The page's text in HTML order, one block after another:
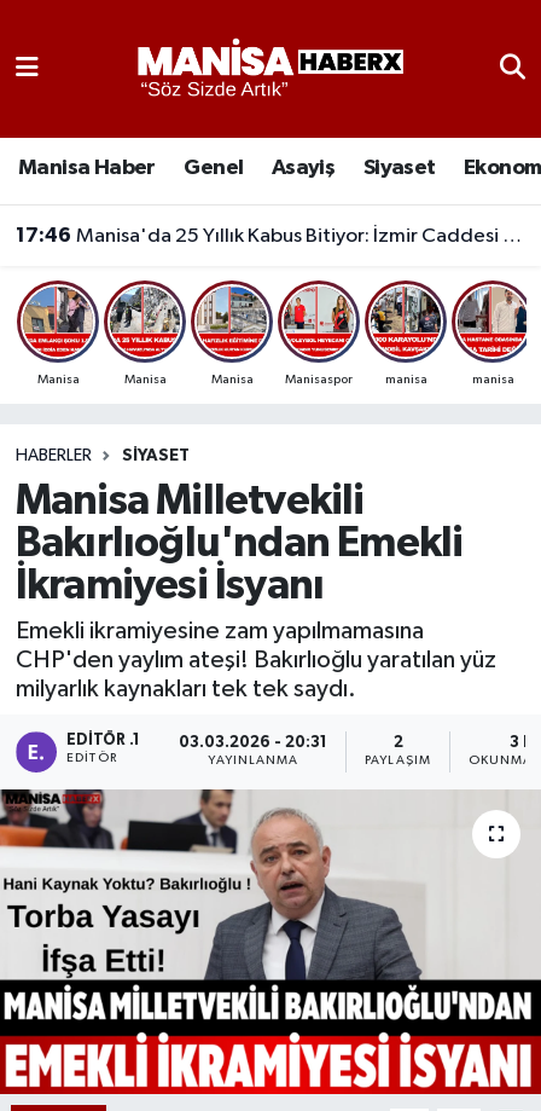
Manisa Haber Genel Asayiş Siyaset
17:46 Manisa'da 25 Yıllık Kabus Bitiyor: İzmir Caddesi ve 8 Havuzu'nda Altyapı Seferberliği Başladı
Manisa Manisa Manisa Manisaspor manisa manisa
HABERLER SIYASET
Manisa Milletvekili
Bakırlıoğlu'ndan Emekli
İkramiyesi İsyanı
Emekli ikramiyesine zam yapılmamasına
CHP'den yaylım ateşi! Bakırlıoğlu yaratılan yüz
milyarlık kaynakları tek tek saydı.
EDITÖR .1
EDITÖR
03.03.2026 - 20:31
YAYINLANMA
2
PAYLAŞIM
3
OKUNMA
Genel
Güncel
Kültür-Sanat
Manisa Haber
Manisaspor
Sağlık
Siyaset
Yaşam
Gizlilik Sözleşmesi
İletişim
Manisa Nöbetçi Eczaneler
Manisa Trafik Yoğunluk Haritası
Süper Lig Puan Durumu ve Fikstür
Son Dakika Haberleri
Haber Arşivi